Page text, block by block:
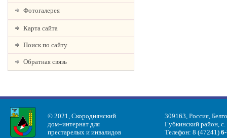
Фотогалерея
Карта сайта
Поиск по сайту
Обратная связь
© 2021, Скороднянский
дом–интернат для
престарелых и инвалидов
309163, Россия,
Губкинский район,
Телефон: 8 (47241)